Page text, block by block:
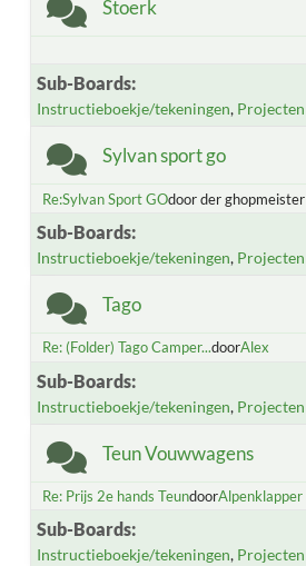
Stoerk
Sub-Boards
Instructieboekje/tekeningen Projecten
Sylvan sport go
Re:Sylvan Sport GOdoor der ghopmeister
Sub-Boards
Instructieboekje/tekeningen Projecten
Tago
Re: (Folder) Tago Camper...doorAlex
Sub-Boards
Instructieboekje/tekeningen Projecten
Teun Vouwwagens
Re: Prijs 2e hands TeundoorAlpenklapper
Sub-Boards
Instructieboekje/tekeningen Projecten